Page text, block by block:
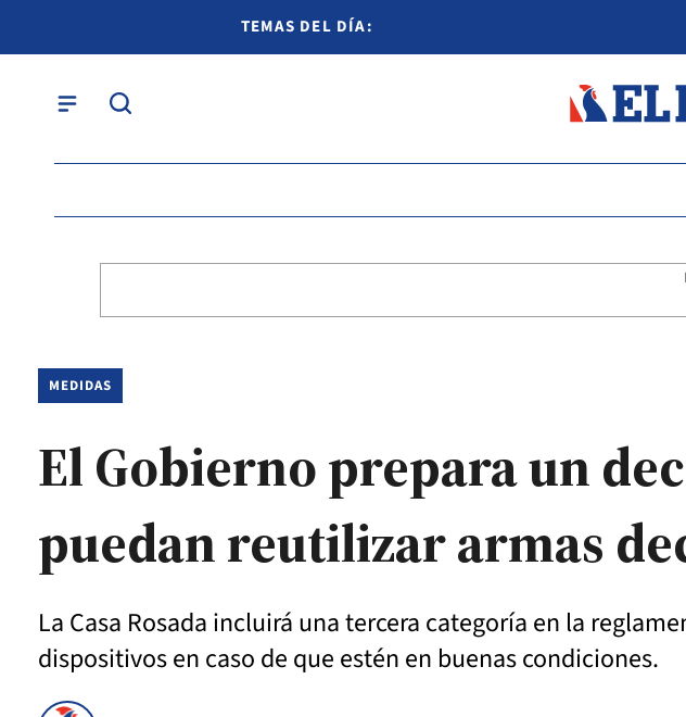
TEMAS DEL DÍA:
MEDIDAS
El Gobierno prepara un
puedan reutilizar armas
La Casa Rosada incluirá una tercera categoría en la
dispositivos en caso de que estén en buenas condiciones.